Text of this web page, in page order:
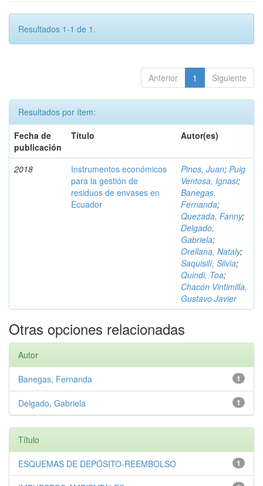
Resultados 1-1 de 1.
Anterior 1 Siguiente
Resultados por ítem:
Fecha de
publicación
Título Autor(es)
2018
Instrumentos económicos
para la gestión de
residuos de envases en
Ecuador
Pinos, Juan; Puig
Ventosa, Ignasi;
Banegas,
Fernanda;
Quezada, Fanny;
Delgado,
Gabriela;
Orellana, Nataly;
Saquisilí, Silvia;
Quindi, Toa;
Chacón Vintimilla,
Gustavo Javier
Otras opciones relacionadas
Autor
1
Banegas, Fernanda
1
Delgado, Gabriela
Título
1
ESQUEMAS DE DEPÓSITO-REEMBOLSO